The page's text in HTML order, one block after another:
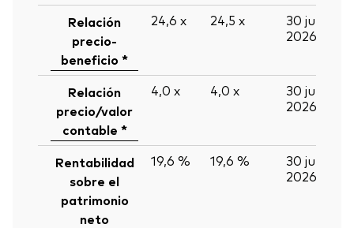
Relación
precio-
beneficio *
24,6 x 24,5 x
30 jun
2026
Relación
precio/valor
contable *
4,0 x 4,0 x
30 jun
2026
Rentabilidad
sobre el
patrimonio
neto
19,6 % 19,6 %
30 jun
2026